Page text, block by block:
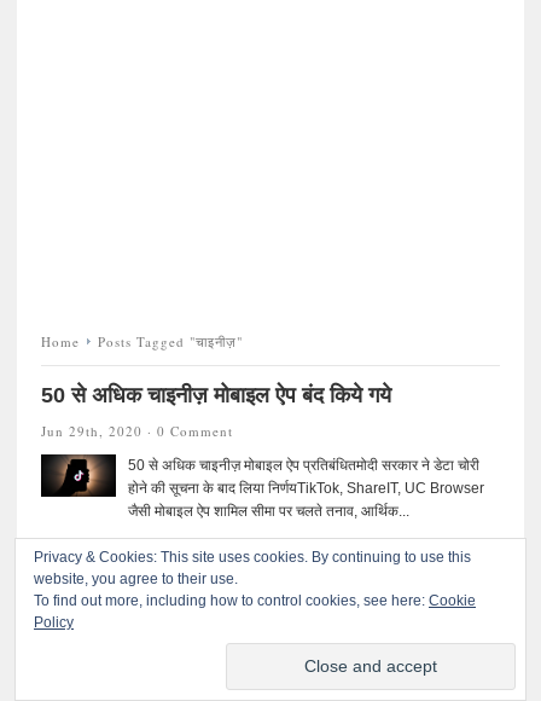
Home Posts Tagged "चाइनीज़"
50 से अधिक चाइनीज़ मोबाइल ऐप बंद किये गये
Jun 29th, 2020 · 0 Comment
50 से अधिक चाइनीज़ मोबाइल ऐप प्रतिबंधितमोदी सरकार ने डेटा चोरी
होने की सूचना के बाद लिया निर्णयTikTok, ShareIT, UC Browser
जैसी मोबाइल ऐप शामिल सीमा पर चलते तनाव, आर्थिक...
© 2020 प्रतिकारः सर्वाधिकार सुरक्षित
Privacy & Cookies: This site uses cookies. By continuing to use this
website, you agree to their use.
To find out more, including how to control cookies, see here: Cookie
Policy